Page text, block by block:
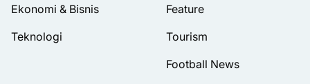
Ekonomi & Bisnis
Teknologi
Feature
Tourism
Football News